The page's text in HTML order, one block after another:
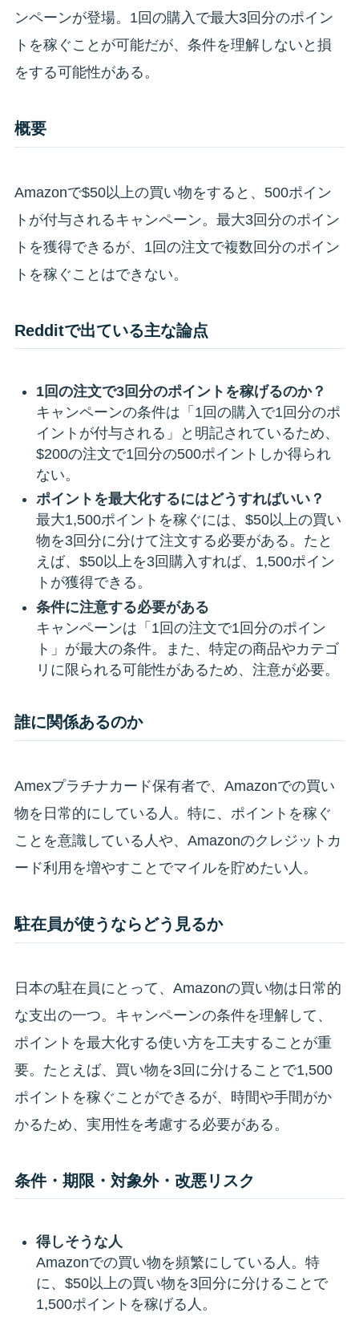
ンペーンが登場。1回の購入で最大3回分のポイン
トを稼ぐことが可能だが、条件を理解しないと損
をする可能性がある。
概要
Amazonで$50以上の買い物をすると、500ポイン
トが付与されるキャンペーン。最大3回分のポイン
トを獲得できるが、1回の注文で複数回分のポイン
トを稼ぐことはできない。
Redditで出ている主な論点
1回の注文で3回分のポイントを稼げるのか？
キャンペーンの条件は「1回の購入で1回分のポ
イントが付与される」と明記されているため、
$200の注文で1回分の500ポイントしか得られ
ない。
ポイントを最大化するにはどうすればいい？
最大1,500ポイントを稼ぐには、$50以上の買い
物を3回分に分けて注文する必要がある。たと
えば、$50以上を3回購入すれば、1,500ポイン
トが獲得できる。
条件に注意する必要がある
キャンペーンは「1回の注文で1回分のポイン
ト」が最大の条件。また、特定の商品やカテゴ
リに限られる可能性があるため、注意が必要。
誰に関係あるのか
Amexプラチナカード保有者で、Amazonでの買い
物を日常的にしている人。特に、ポイントを稼ぐ
ことを意識している人や、Amazonのクレジットカ
ード利用を増やすことでマイルを貯めたい人。
駐在員が使うならどう見るか
日本の駐在員にとって、Amazonの買い物は日常的
な支出の一つ。キャンペーンの条件を理解して、
ポイントを最大化する使い方を工夫することが重
要。たとえば、買い物を3回に分けることで1,500
ポイントを稼ぐことができるが、時間や手間がか
かるため、実用性を考慮する必要がある。
条件・期限・対象外・改悪リスク
得しそうな人
Amazonでの買い物を頻繁にしている人。特
に、$50以上の買い物を3回分に分けることで
1,500ポイントを稼げる人。